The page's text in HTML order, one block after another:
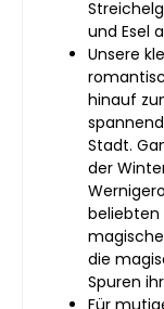
und Esel
Unsere
hinauf
Stadt.
der
beliebten
die
Spuren
Für